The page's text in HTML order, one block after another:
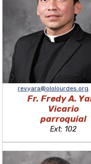
revyara@ololourdes.org
Fr. Fredy A.
Vicario
parroquial
Ext: 102